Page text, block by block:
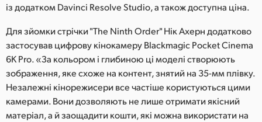
із додатком Davinci Resolve Studio, а також доступна ціна.
Для зйомки стрічки "The Ninth Order" Нік Ахерн додатково
застосував цифрову кінокамеру Blackmagic Pocket Cinema
6K Pro. «За кольором і глибиною ці моделі створюють
зображення, яке схоже на контент, знятий на 35-мм плівку.
Незалежні кінорежисери все частіше користуються цими
камерами. Вони дозволяють не лише отримати якісний
матеріал, а й заощадити кошти, які можна використати на